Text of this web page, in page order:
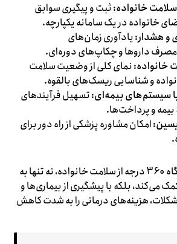
خانواده: ثبت و پیگیری سوابق
خانواده در یک سامانه یکپارچه.
و هشدار: یادآوری زمان‌های
مصرف داروها و چکاپ‌های دوره‌ای.
خانواده: نمای کلی از وضعیت سلامت
و شناسایی ریسک‌های بالقوه.
سیستم‌های بیمه‌ای: تسهیل فرآیندهای
بیمه و پرداخت‌ها.
: امکان مشاوره پزشکی از راه دور برای
این راهکار با ارائه دیدگاه ۳۶۰ درجه از سلامت خانواده، نه تنها به
می‌کند، بلکه با پیشگیری از بیماری‌ها و
هزینه‌های درمانی را به شدت کاهش